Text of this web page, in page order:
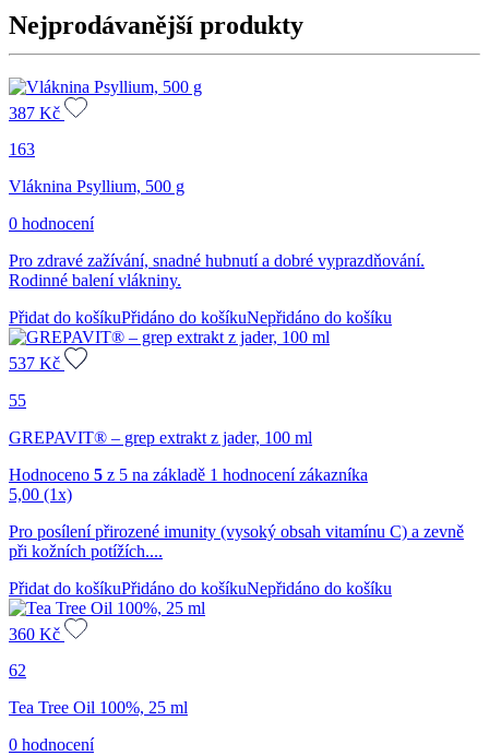
Nejprodávanější produkty
387 Kč
163
Vláknina Psyllium, 500 g
0 hodnocení
Pro zdravé zažívání, snadné hubnutí a dobré vyprazdňování.
Rodinné balení vlákniny.
Přidat do košíkuPřidáno do košíkuNepřidáno do košíku
537 Kč
55
GREPAVIT® – grep extrakt z jader, 100 ml
Hodnoceno 5 z 5 na základě 1 hodnocení zákazníka
5,00 (1x)
Pro posílení přirozené imunity (vysoký obsah vitamínu C) a zevně
při kožních potížích....
Přidat do košíkuPřidáno do košíkuNepřidáno do košíku
360 Kč
62
Tea Tree Oil 100%, 25 ml
0 hodnocení